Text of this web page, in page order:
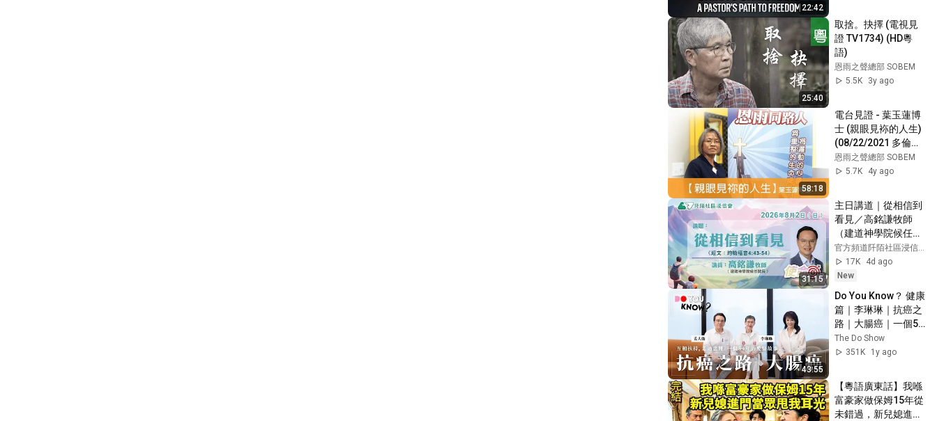
22:42
25:40
取捨。抉擇 (電視見
證 TV1734) (HD粵
語)
恩雨之聲總部 SOBEM
5.5K
3y ago
58:18
電台見證 - 葉玉蓮博
士 (親眼見袮的人生)
(08/22/2021 多倫多
播放)
恩雨之聲總部 SOBEM
5.7K
4y ago
31:15
主日講道｜從相信到
看見／高銘謙牧師
（建道神學院候任院
長）｜20260802｜
阡陌社區浸信會｜
官方頻道阡陌社區浸信會
17K
4d ago
New
43:55
Do You Know？ 健康
篇｜李琳琳｜抗癌之
路｜大腸癌｜一個54
年嘅愛情故事｜姜大
衞｜姜卓文｜#AIA #
#4K
The Do Show
351K
1y ago
【粵語廣東話】我喺
富豪家做保姆15年從
未錯過，新兒媳進門